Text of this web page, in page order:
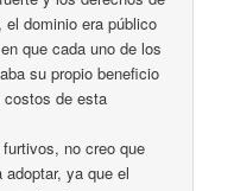
dominio era público
que cada uno de los
su propio beneficio
de esta
no creo que
ya que el